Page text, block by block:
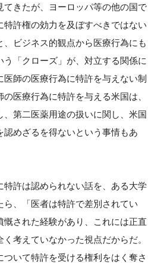
てきたが、ヨーロッパ等の他の国で
特許権の効力を及ぼすべきではない
、ビジネス的観点から医療行為にも
う「クローズ」が、対立する関係に
師の医療行為に特許を与えない制
医療行為に特許を与える米国は、
、第二医薬用途の扱いに関し、米国
認めざるを得ないという事情もあ
特許は認められない話を、ある大学
ら、「医者は特許で差別されてい
慨された経験があり、これには正直
考えていなかった視点だからだ。
ついて特許を受ける権利をはく奪さ